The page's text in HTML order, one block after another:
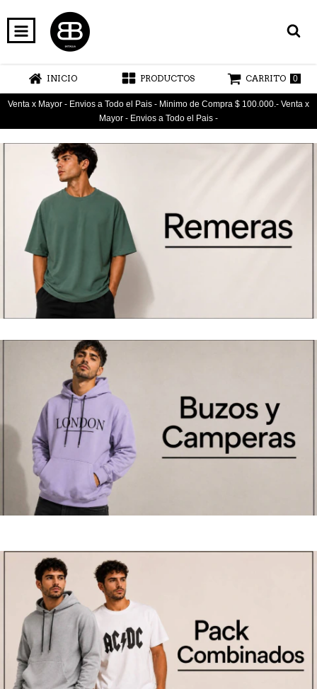
INICIO PRODUCTOS CARRITO 0
Venta x Mayor - Envios a Todo el Pais - Minimo de Compra $ 100.000.- Venta x
Mayor - Envios a Todo el Pais -